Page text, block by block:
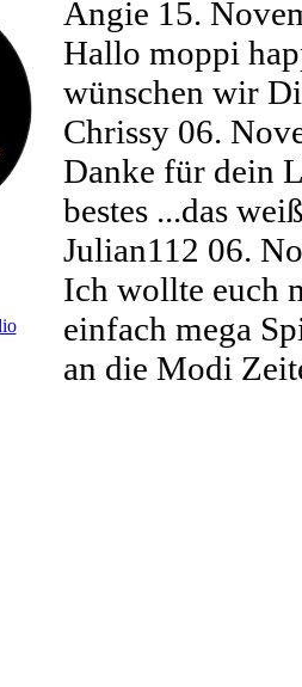
Angie 15.
Hallo moppi
wünschen wir
Chrissy 06.
Danke für dein
bestes ...das
Julian112 06.
Ich wollte euch
einfach mega
an die Modi